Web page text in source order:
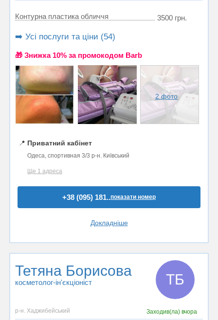
Контурна пластика обличчя 3500 грн.
➡️ Усі послуги та ціни (54)
🎁 Знижка 10% за промокодом Barb
2 фото
📍 Приватний кабінет
Одеса, спортивная 3/3 р-н. Київський
Ще 1 адреса
+38 (095) 181..показати номер
Докладніше
Тетяна Борисова
косметолог-ін'єкціоніст ТБ
р-н. Хаджибейський Заходив(ла) вчора